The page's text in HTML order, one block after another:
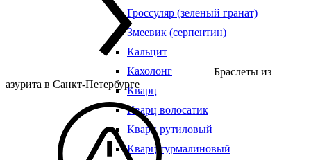
Гроссуляр (зеленый гранат)
Змеевик (серпентин)
Кальцит
Кахолонг
Кварц
Кварц волосатик
Кварц рутиловый
Кварц турмалиновый
Браслеты из
азурита в Санкт-Петербурге